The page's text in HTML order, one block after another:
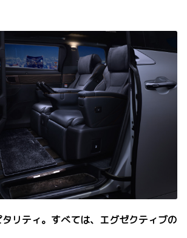
リティ。すべては、エグゼクティブの